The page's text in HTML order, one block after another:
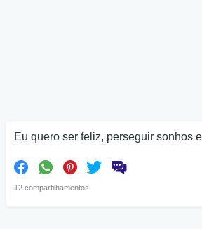
Eu quero ser feliz, perseguir sonhos
12 compartilhamentos